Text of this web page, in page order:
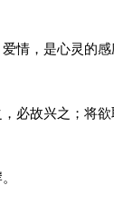
情，是心灵的感
必故兴之；将